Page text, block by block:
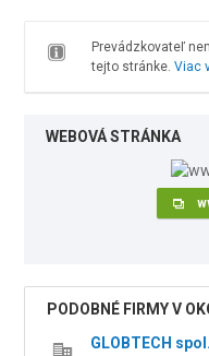
Prevádzkovateľ
tejto stránke. Viac
WEBOVÁ STRÁNKA
PODOBNÉ FIRMY V
GLOBTECH